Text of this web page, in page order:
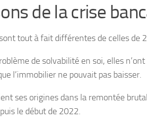
de la crise
tout à fait différentes de celles de
de solvabilité en soi, elles
l’immobilier ne pouvait pas baisser.
ses origines dans la remontée
le début de 2022.